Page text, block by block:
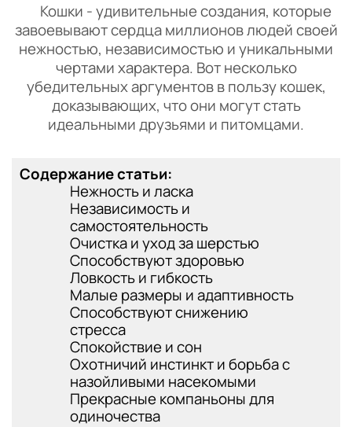
Кошки - удивительные создания, которые
завоевывают сердца миллионов людей своей
нежностью, независимостью и уникальными
чертами характера. Вот несколько
убедительных аргументов в пользу кошек,
доказывающих, что они могут стать
идеальными друзьями и питомцами.
Содержание статьи:
Нежность и ласка
Независимость и
самостоятельность
Очистка и уход за шерстью
Способствуют здоровью
Ловкость и гибкость
Малые размеры и адаптивность
Способствуют снижению
стресса
Спокойствие и сон
Охотничий инстинкт и борьба с
назойливыми насекомыми
Прекрасные компаньоны для
одиночества